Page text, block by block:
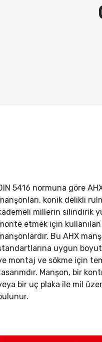
5416 normuna göre
konik delikli
millerin silindirik
etmek için kullanılan
Bu AHX
uygun
montaj ve sökme için
Manşon, bir
bir uç plaka ile mil